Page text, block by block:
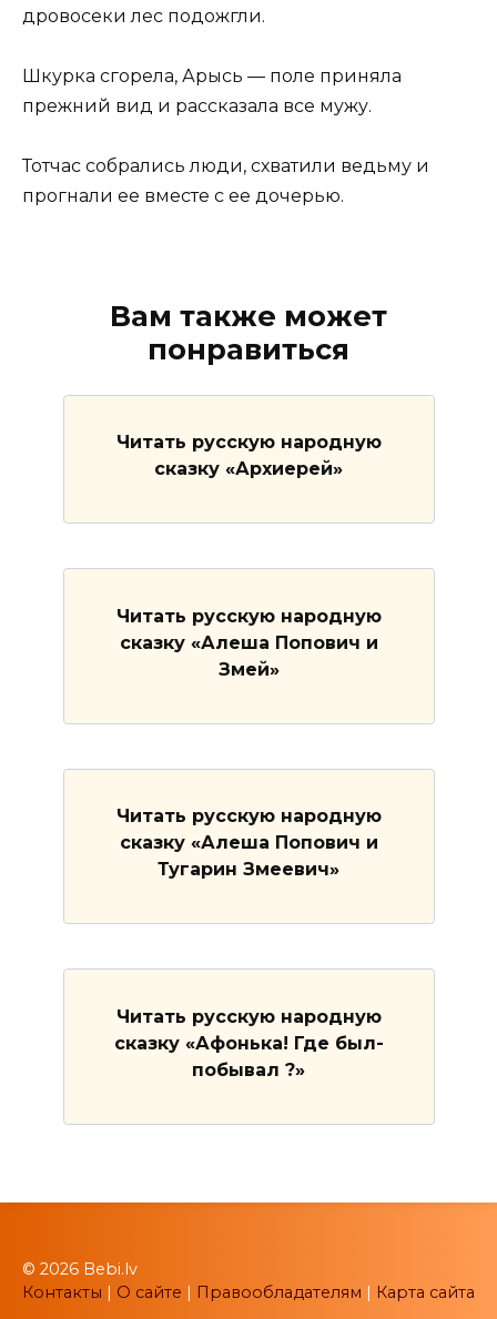
дровосеки лес подожгли.
Шкурка сгорела, Арысь — поле приняла
прежний вид и рассказала все мужу.
Тотчас собрались люди, схватили ведьму и
прогнали ее вместе с ее дочерью.
Вам также может
понравиться
Читать русскую народную
сказку «Архиерей»
Читать русскую народную
сказку «Алеша Попович и
Змей»
Читать русскую народную
сказку «Алеша Попович и
Тугарин Змеевич»
Читать русскую народную
сказку «Афонька! Где был-
побывал ?»
© 2026 Bebi.lv
Контакты | О сайте | Правообладателям | Карта сайта